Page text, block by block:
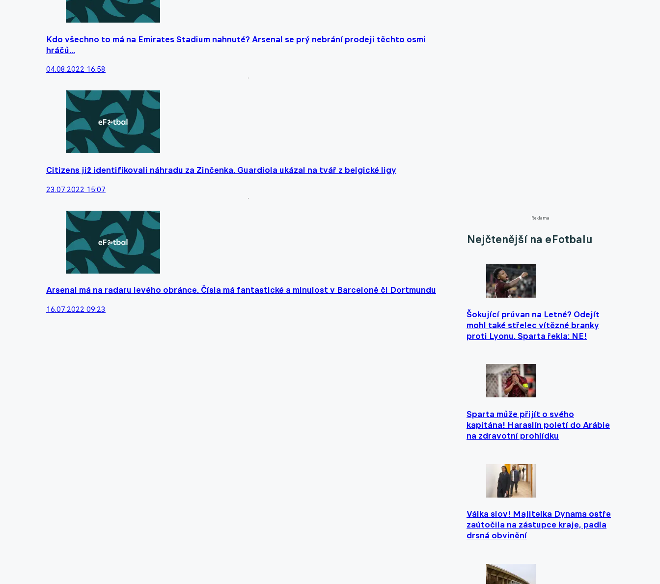
Kdo všechno to má na Emirates Stadium nahnuté? Arsenal se prý nebrání prodeji těchto osmi
hráčů...
04.08.2022 16:58
Citizens již identifikovali náhradu za Zinčenka. Guardiola ukázal na tvář z belgické ligy
23.07.2022 15:07
Arsenal má na radaru levého obránce. Čísla má fantastické a minulost v Barceloně či Dortmundu
16.07.2022 09:23
Reklama
Nejčtenější na eFotbalu
Šokující průvan na Letné? Odejít
mohl také střelec vítězné branky
proti Lyonu. Sparta řekla: NE!
Sparta může přijít o svého
kapitána! Haraslín poletí do Arábie
na zdravotní prohlídku
Válka slov! Majitelka Dynama ostře
zaútočila na zástupce kraje, padla
drsná obvinění